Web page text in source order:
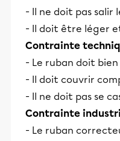
- Il ne doit pas salir
- Il doit être léger
Contrainte
- Le ruban doit
- Il doit couvrir
- Il ne doit pas se
Contrainte
- Le ruban